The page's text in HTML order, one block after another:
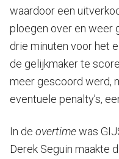
waardoor een
ploegen over en weer
drie minuten voor het
de gelijkmaker te
meer gescoord werd,
eventuele penalty’s,
In de overtimewas
Derek Seguin maakte